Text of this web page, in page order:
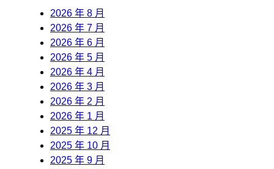
2026 年 8 月
2026 年 7 月
2026 年 6 月
2026 年 5 月
2026 年 4 月
2026 年 3 月
2026 年 2 月
2026 年 1 月
2025 年 12 月
2025 年 10 月
2025 年 9 月